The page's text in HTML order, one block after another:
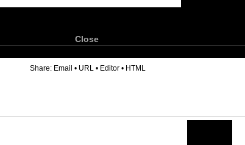
Close
Share: Email • URL • Editor • HTML